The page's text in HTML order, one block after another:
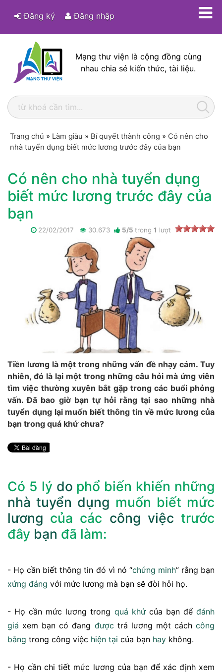
Đăng ký Đăng nhập
Mạng thư viện là cộng đồng cùng
nhau chia sẻ kiến thức, tài liệu.
Trang chủ » Làm giàu » Bí quyết thành công » Có nên cho
nhà tuyển dụng biết mức lương trước đây của bạn
Có nên cho nhà tuyển dụng
biết mức lương trước đây của
bạn
22/02/2017 30.673 5/5 trong 1 lượt
Tiền lương là một trong những vấn đề nhạy cảm. Tuy
nhiên, đó là lại một trong những câu hỏi mà ứng viên
tìm việc thường xuyên bắt gặp trong các buổi phỏng
vấn. Đã bao giờ bạn tự hỏi rằng tại sao những nhà
tuyển dụng lại muốn biết thông tin về mức lương của
bạn trong quá khứ chưa?
Có 5 lý do phổ biến khiến những
nhà tuyển dụng muốn biết mức
lương của các công việc trước
đây bạn đã làm:
- Họ cần biết thông tin đó vì nó “chứng minh” rằng bạn
xứng đáng với mức lương mà bạn sẽ đòi hỏi họ.
- Họ cần mức lương trong quá khứcủa bạn đểđánh
giá xem bạn có đang được trả lương một cách công
bằng trong công việc hiện tại của bạn hay không.
- Họ cần chi tiết mức lương của bạn để xác định xem